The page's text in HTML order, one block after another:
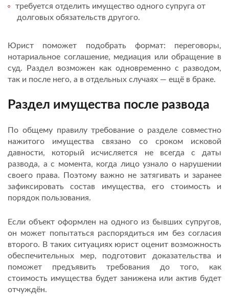
требуется отделить имущество одного супруга от
долговых обязательств другого.
Юрист поможет подобрать формат: переговоры,
нотариальное соглашение, медиация или обращение в
суд. Раздел возможен как одновременно с разводом,
так и после него, а в отдельных случаях — ещё в браке.
Раздел имущества после развода
По общему правилу требование о разделе совместно
нажитого имущества связано со сроком исковой
давности, который исчисляется не всегда с даты
развода, а с момента, когда лицо узнало о нарушении
своего права. Поэтому важно не затягивать и заранее
зафиксировать состав имущества, его стоимость и
порядок пользования.
Если объект оформлен на одного из бывших супругов,
он может попытаться распорядиться им без согласия
второго. В таких ситуациях юрист оценит возможность
обеспечительных мер, подготовит доказательства и
поможет предъявить требования до того, как
стоимость имущества будет занижена или актив будет
отчуждён.